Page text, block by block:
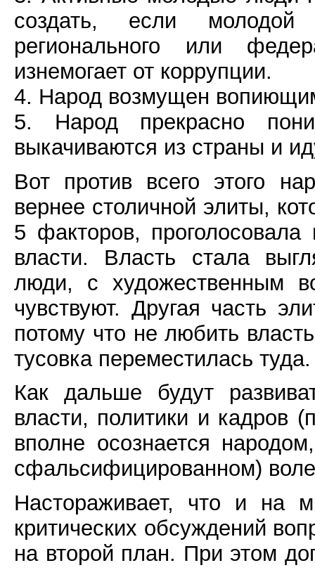
создать, если
регионального или
изнемогает от коррупции.
4. Народ возмущен
5. Народ прекрасно
выкачиваются из страны и
Вот против всего этого
вернее столичной элиты,
5 факторов, проголосовала
власти. Власть стала
люди, с художественным
чувствуют. Другая часть
потому что не любить
тусовка переместилась туда.
Как дальше будут
власти, политики и кадров
вполне осознается
сфальсифицированном)
Настораживает, что и на
критических обсуждений
на второй план. При этом